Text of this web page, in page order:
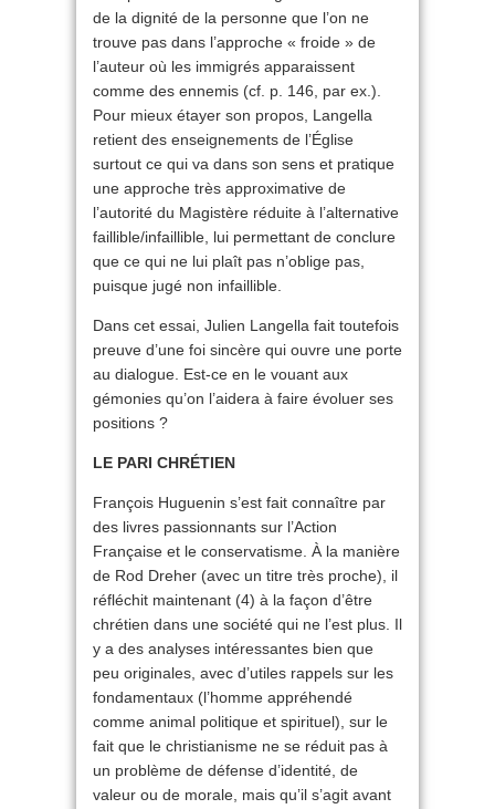
de la dignité de la personne que l’on ne
trouve pas dans l’approche « froide » de
l’auteur où les immigrés apparaissent
comme des ennemis (cf. p. 146, par ex.).
Pour mieux étayer son propos, Langella
retient des enseignements de l’Église
surtout ce qui va dans son sens et pratique
une approche très approximative de
l’autorité du Magistère réduite à l’alternative
faillible/infaillible, lui permettant de conclure
que ce qui ne lui plaît pas n’oblige pas,
puisque jugé non infaillible.
Dans cet essai, Julien Langella fait toutefois
preuve d’une foi sincère qui ouvre une porte
au dialogue. Est-ce en le vouant aux
gémonies qu’on l’aidera à faire évoluer ses
positions ?
LE PARI CHRÉTIEN
François Huguenin s’est fait connaître par
des livres passionnants sur l’Action
Française et le conservatisme. À la manière
de Rod Dreher (avec un titre très proche), il
réfléchit maintenant (4) à la façon d’être
chrétien dans une société qui ne l’est plus. Il
y a des analyses intéressantes bien que
peu originales, avec d’utiles rappels sur les
fondamentaux (l’homme appréhendé
comme animal politique et spirituel), sur le
fait que le christianisme ne se réduit pas à
un problème de défense d’identité, de
valeur ou de morale, mais qu’il s’agit avant